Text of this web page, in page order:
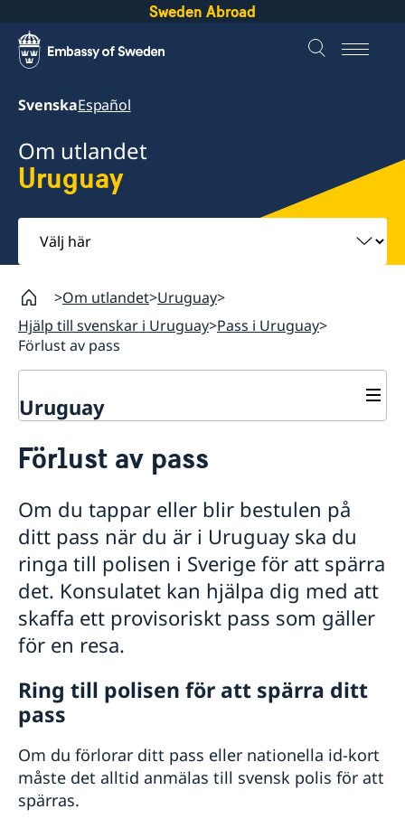
Sweden Abroad
SvenskaEspañol
Om utlandet
Uruguay
Välj
här
Om utlandet Uruguay
Hjälp till svenskar i Uruguay Pass i Uruguay
Förlust av pass
Uruguay
Hjälp till svenskar i Uruguay
Pass i Uruguay
Provisoriskt pass
Samordningsnummer
Förlust av pass
Hämta färdigt pass eller id-kort
Om olyckan är framme i Uruguay
Polisanmälan
Ekonomisk hjälp
Om du behöver uppsöka sjukhus eller läkare
Om du behöver någonstans att bo
Viktiga telefonnummer
Svenskt medborgarskap i Uruguay
Registrera nyfödd utomlands
Anmälan om medborgarskap för barn födda utom­
lands före 1 april 2015 med svensk pappa
Förlora eller behålla svenskt medborgarskap
Dubbelt medborgarskap
Svensk pension i Uruguay
Levnadsintyg i Uruguay
Gifta sig i Uruguay
Dödsfall i Uruguay
Arv i Uruguay
Juridisk hjälp i Uruguay
Legaliseringar i Uruguay
Avgifter i Uruguay
Förlust av pass
Om du tappar eller blir bestulen på
ditt pass när du är i Uruguay ska du
ringa till polisen i Sverige för att spärra
det. Konsulatet kan hjälpa dig med att
skaffa ett provisoriskt pass som gäller
för en resa.
Ring till polisen för att spärra ditt
pass
Om du förlorar ditt pass eller nationella id-kort
måste det alltid anmälas till svensk polis för att
spärras.